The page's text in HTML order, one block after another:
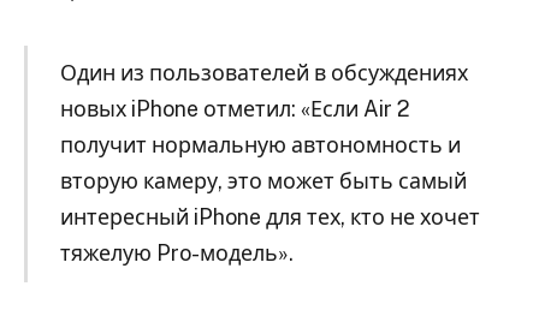
Один из пользователей в обсуждениях
новых iPhone отметил: «Если Air 2
получит нормальную автономность и
вторую камеру, это может быть самый
интересный iPhone для тех, кто не хочет
тяжелую Pro-модель».